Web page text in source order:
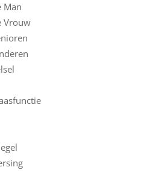
Man
Vrouw